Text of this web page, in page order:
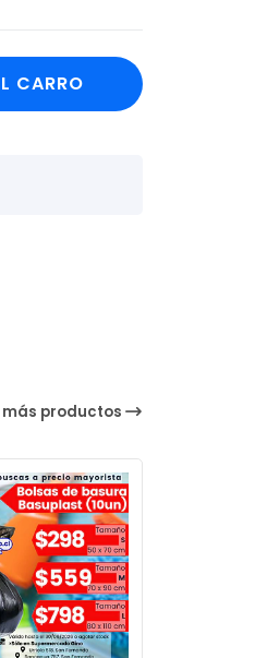
CARRO
más productos